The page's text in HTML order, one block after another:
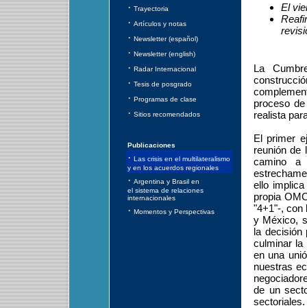
· Trayectoria
· Artículos y notas
· Newsletter (español)
· Newsletter (english)
· Radar Internacional
· Tesis de posgrado
· Programas de clase
· Sitios recomendados
Publicaciones
· Las crisis en el multilateralismo
y en los acuerdos regionales
· Argentina y Brasil en
el sistema de relaciones
internacionales
· Momentos y Perspectivas
El
La
proceso
realista
El primer
reunión de
camino a
ello
propia
"4+1"-, con
y México,
la decisión
culminar la
en una
nuestras
de un
sectoriales.